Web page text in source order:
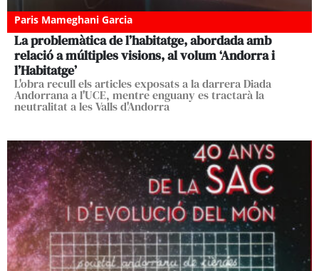
Paris Mameghani Garcia
La problemàtica de l’habitatge, abordada amb
relació a múltiples visions, al volum ‘Andorra i
l’Habitatge’
L'obra recull els articles exposats a la darrera Diada
Andorrana a l'UCE, mentre enguany es tractarà la
neutralitat a les Valls d'Andorra